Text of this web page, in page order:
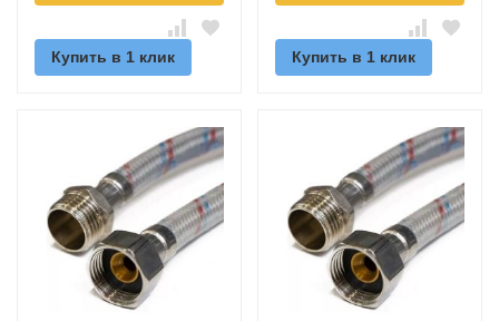
Купить в 1 клик Купить в 1 клик